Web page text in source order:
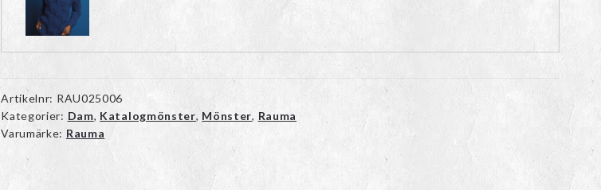
Artikelnr: RAU025006
Kategorier: Dam, Katalogmönster, Mönster, Rauma
Varumärke: Rauma